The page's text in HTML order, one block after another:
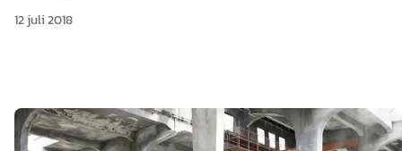
12 juli 2018